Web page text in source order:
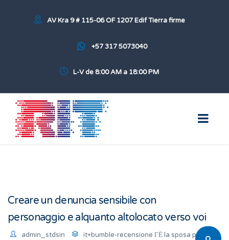
AV Kra 9 # 115-06 OF 1207 Edif Tierra firme
+57 317 5073040
L-V de 8:00 AM a 18:00 PM
Creare un denuncia sensibile con
personaggio e alquanto altolocato verso voi
admin_stdsin
it+bumble-recensione ГЁ la sposa per